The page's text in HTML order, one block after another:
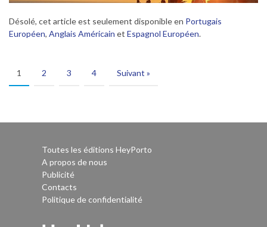
Désolé, cet article est seulement disponible en Portugais
Européen, Anglais Américain et Espagnol Européen.
1 2 3 4 Suivant »
Toutes les éditions HeyPorto
A propos de nous
Publicité
Contacts
Politique de confidentialité